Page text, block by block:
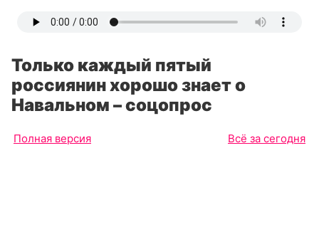
Только каждый пятый
россиянин хорошо знает о
Навальном – соцопрос
Полная версия Всё за сегодня